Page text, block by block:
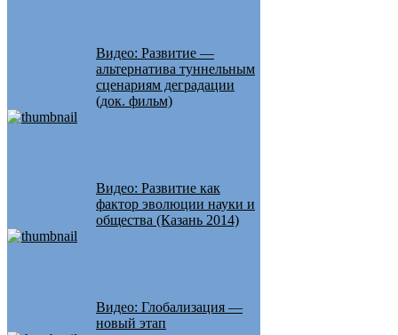
Видео: Развитие —
альтернатива туннельным
сценариям деградации
(док. фильм)
Видео: Развитие как
фактор эволюции науки и
общества (Казань 2014)
Видео: Глобализация —
новый этап